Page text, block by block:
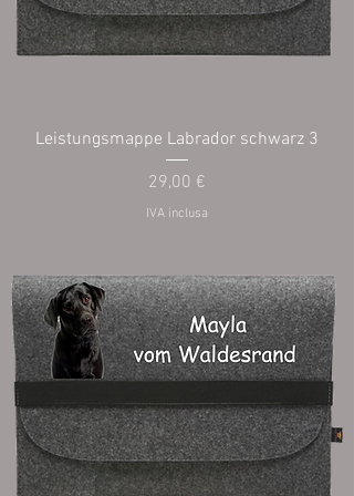
Leistungsmappe Labrador schwarz 3
Prezzo
29,00 €
IVA inclusa